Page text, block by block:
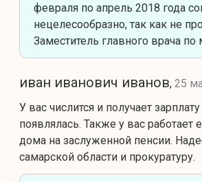
февраля по апрель 2018 года
нецелесообразно, так как не
Заместитель главного врача
иван иванович иванов, 25
У вас числится и получает
появлялась. Также у вас
дома на заслуженной пенсии.
самарской облаcти и прокуратуру.